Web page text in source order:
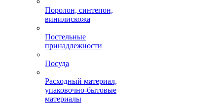
Поролон, синтепон,
винилискожа
Постельные
принадлежности
Посуда
Расходный материал,
упаковочно-бытовые
материалы